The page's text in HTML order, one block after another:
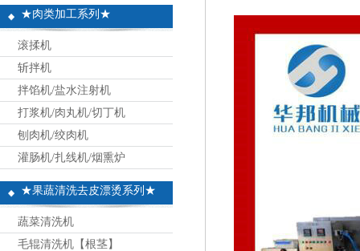
★肉类加工系列★
滚揉机
斩拌机
拌馅机/盐水注射机
打浆机/肉丸机/切丁机
刨肉机/绞肉机
灌肠机/扎线机/烟熏炉
★果蔬清洗去皮漂烫系列★
蔬菜清洗机
毛辊清洗机【根茎】